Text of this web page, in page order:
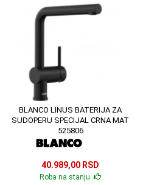
BLANCO LINUS BATERIJA ZA
SUDOPERU SPECIJAL CRNA MAT
525806
40.989,00 RSD
Roba na stanju